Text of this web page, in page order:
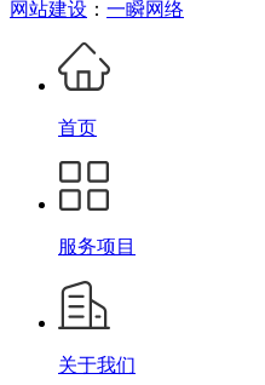
网站建设 ： 一瞬网络
首页
服务项目
关于我们